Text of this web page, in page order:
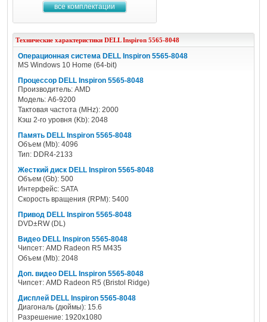
все комплектации
Технические характеристики DELL Inspiron 5565-8048
Операционная система DELL Inspiron 5565-8048
MS Windows 10 Home (64-bit)
Процессор DELL Inspiron 5565-8048
Производитель: AMD
Модель: A6-9200
Тактовая частота (MHz): 2000
Кэш 2-го уровня (Kb): 2048
Память DELL Inspiron 5565-8048
Объем (Mb): 4096
Тип: DDR4-2133
Жесткий диск DELL Inspiron 5565-8048
Объем (Gb): 500
Интерфейс: SATA
Скорость вращения (RPM): 5400
Привод DELL Inspiron 5565-8048
DVD±RW (DL)
Видео DELL Inspiron 5565-8048
Чипсет: AMD Radeon R5 M435
Объем (Mb): 2048
Доп. видео DELL Inspiron 5565-8048
Чипсет: AMD Radeon R5 (Bristol Ridge)
Дисплей DELL Inspiron 5565-8048
Диагональ (дюймы): 15.6
Разрешение: 1920x1080